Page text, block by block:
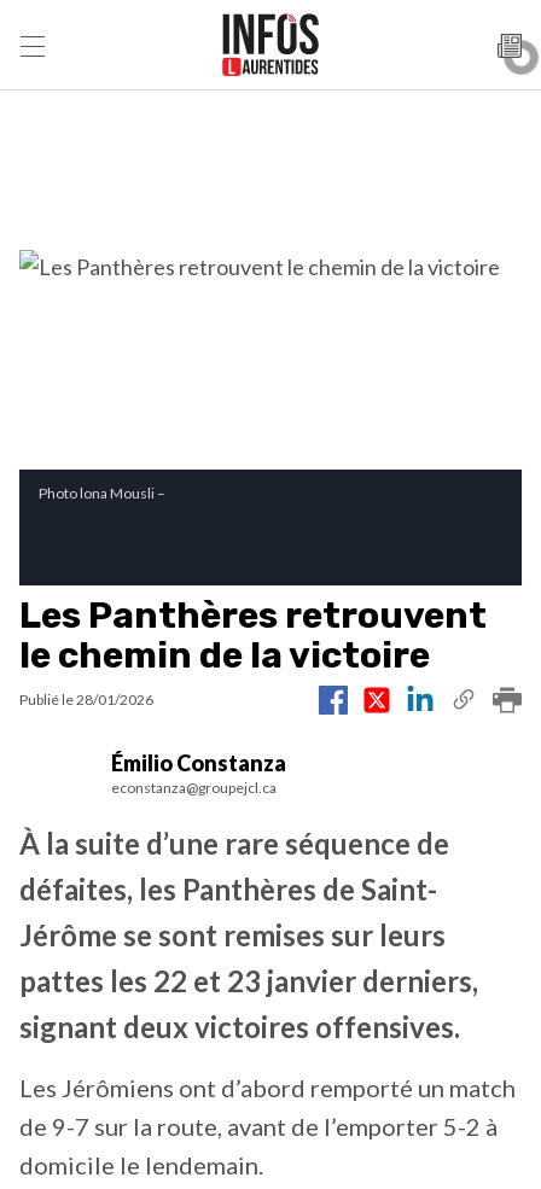
Photo lona Mousli –
Les Panthères retrouvent
le chemin de la victoire
Publié le28/01/2026
Émilio Constanza
econstanza@groupejcl.ca
À la suite d’une rare séquence de
défaites, les Panthères de Saint-
Jérôme se sont remises sur leurs
pattes les 22 et 23 janvier derniers,
signant deux victoires offensives.
Les Jérômiens ont d’abord remporté un match
de 9-7 sur la route, avant de l’emporter 5-2 à
domicile le lendemain.